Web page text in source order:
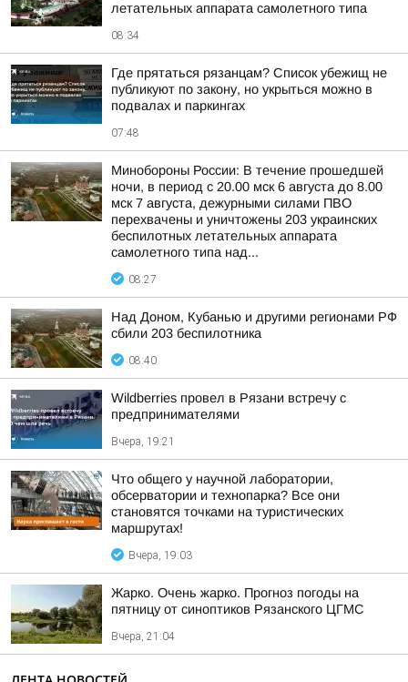
летательных аппарата самолетного типа
08:34
Где прятаться рязанцам? Список убежищ не
публикуют по закону, но укрыться можно в
подвалах и паркингах
07:48
Минобороны России: В течение прошедшей
ночи, в период с 20.00 мск 6 августа до 8.00
мск 7 августа, дежурными силами ПВО
перехвачены и уничтожены 203 украинских
беспилотных летательных аппарата
самолетного типа над...
08:27
Над Доном, Кубанью и другими регионами РФ
сбили 203 беспилотника
08:40
Wildberries провел в Рязани встречу с
предпринимателями
Вчера, 19:21
Что общего у научной лаборатории,
обсерватории и технопарка? Все они
становятся точками на туристических
маршрутах!
Вчера, 19:03
Жарко. Очень жарко. Прогноз погоды на
пятницу от синоптиков Рязанского ЦГМС
Вчера, 21:04